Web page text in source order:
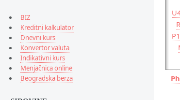
BIZ
Kreditni kalkulator
Dnevni kurs
Konvertor valuta
Indikativni kurs
Menjačnica online
Beogradska berza